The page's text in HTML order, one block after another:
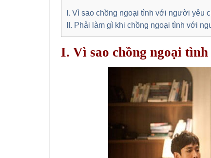
I. Vì sao chồng ngoại tình với người yêu
II. Phải làm gì khi chồng ngoại tình với
I. Vì sao chồng ngoại